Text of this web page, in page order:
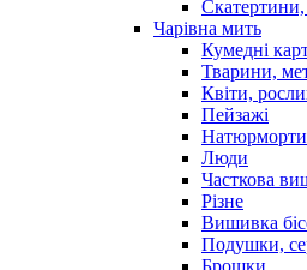
Чарiвна мить
Кумедні
Тварини,
Квіти,
Пейзажі
Натюрморти
Люди
Часткова
Різне
Вишивка
Подушки,
Брошки